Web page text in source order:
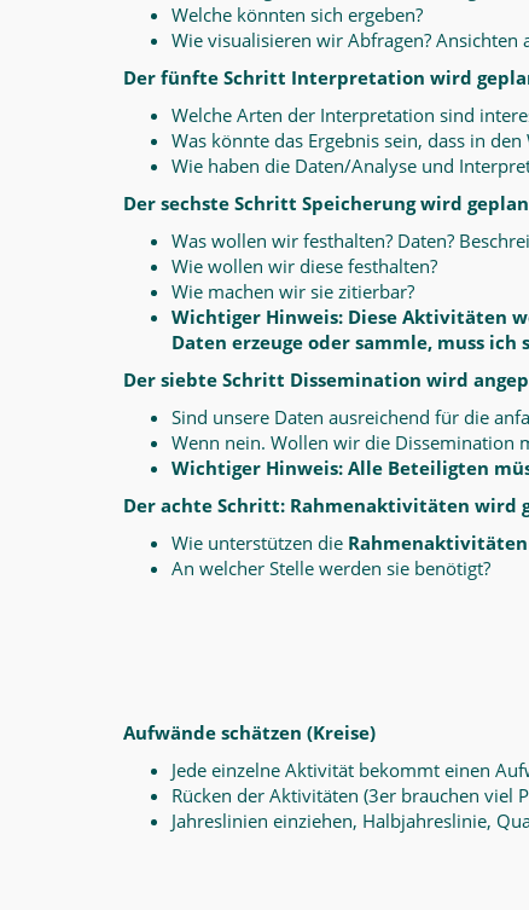
Welche könnten sich ergeben?
Wie visualisieren wir Abfragen? Ansichten
Der fünfte Schritt Interpretation wird
Welche Arten der Interpretation sind
Was könnte das Ergebnis sein, dass in
Wie haben die Daten/Analyse und
Der sechste Schritt Speicherung wird
Was wollen wir festhalten? Daten?
Wie wollen wir diese festhalten?
Wie machen wir sie zitierbar?
Wichtiger Hinweis: Diese Aktivitäten
Daten erzeuge oder sammle, muss
Der siebte Schritt Dissemination wird
Sind unsere Daten ausreichend für die
Wenn nein. Wollen wir die Dissemination
Wichtiger Hinweis: Alle Beteiligten
Der achte Schritt: Rahmenaktivitäten wird
Wie unterstützen die Rahmenaktivitäten
An welcher Stelle werden sie benötigt?
Aufwände schätzen (Kreise)
Jede einzelne Aktivität bekommt einen
Rücken der Aktivitäten (3er brauchen viel
Jahreslinien einziehen, Halbjahreslinie,